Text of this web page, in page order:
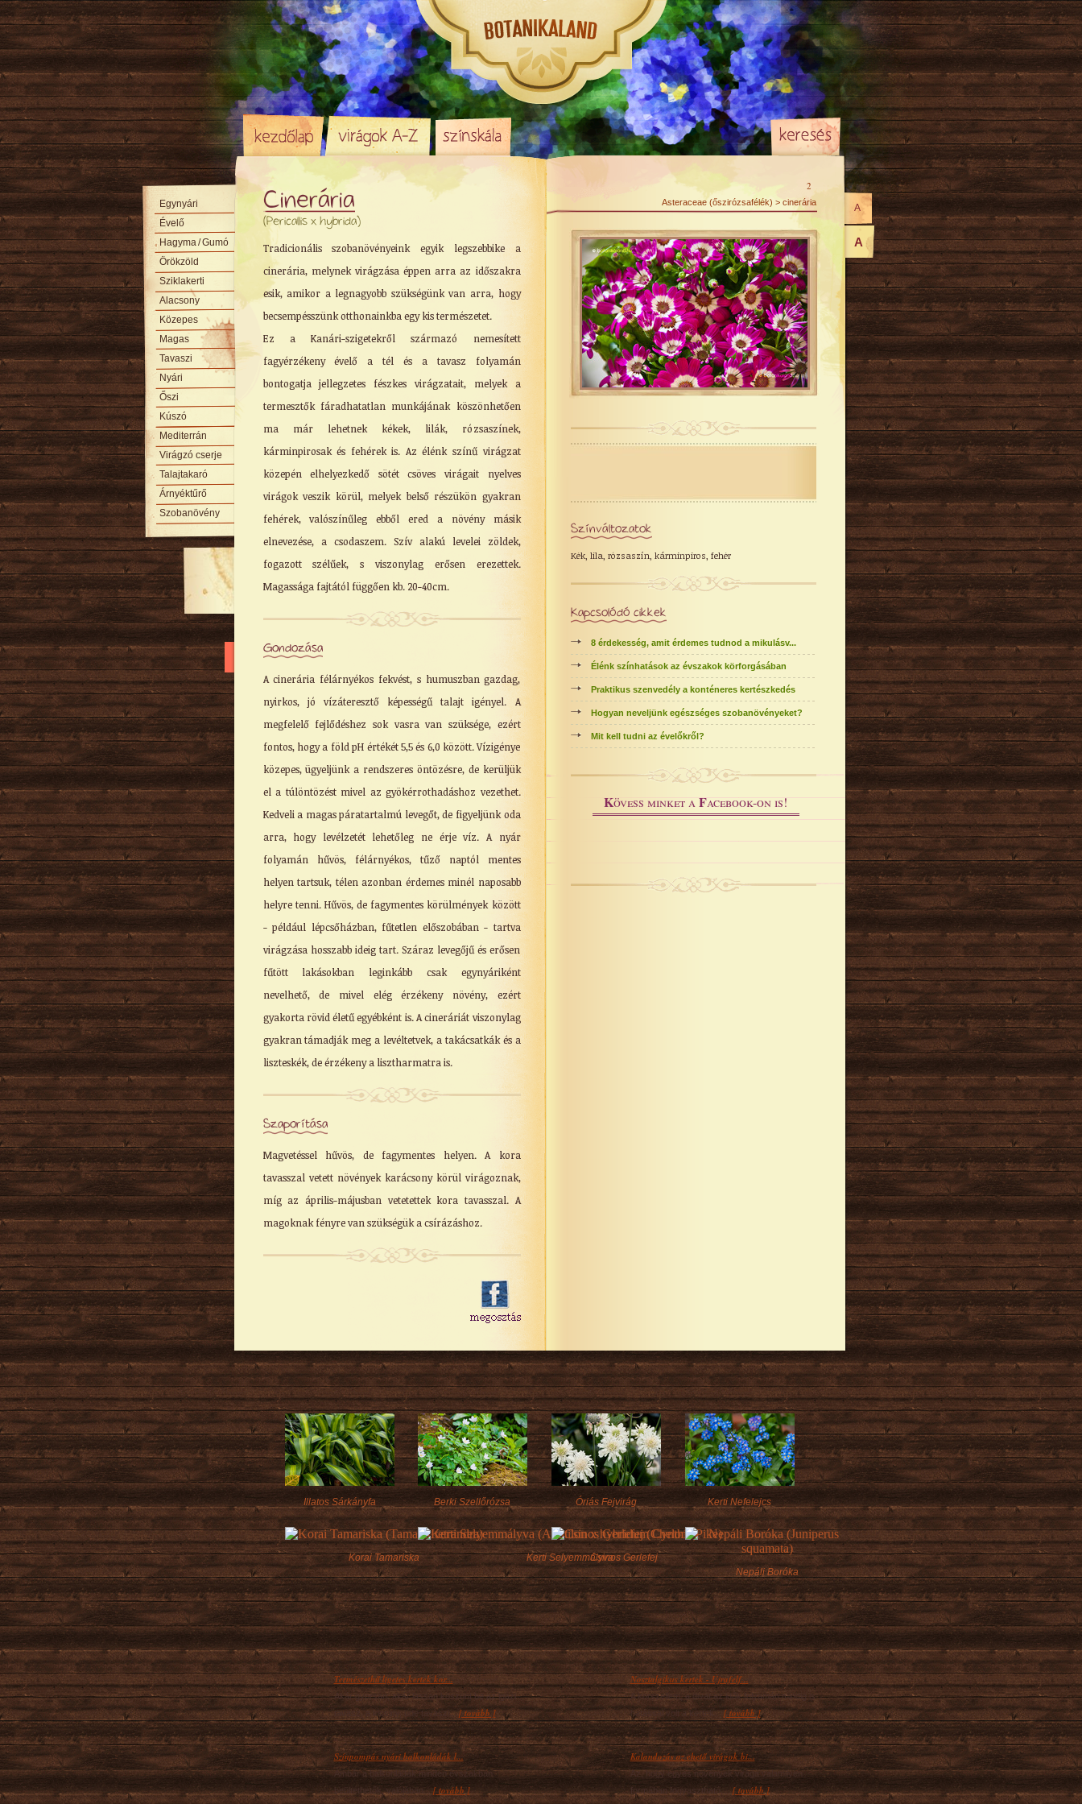
Cinerária
(Pericallis x hybrida)
Tradicionális szobanövényeink egyik legszebbike a
cinerária, melynek virágzása éppen arra az időszakra
esik, amikor a legnagyobb szükségünk van arra, hogy
becsempésszünk otthonainkba egy kis természetet.
Ez a Kanári-szigetekről származó nemesített
fagyérzékeny évelő a tél és a tavasz folyamán
bontogatja jellegzetes fészkes virágzatait, melyek a
termesztők fáradhatatlan munkájának köszönhetően
ma már lehetnek kékek, lilák, rózsaszínek,
kárminpirosak és fehérek is. Az élénk színű virágzat
közepén elhelyezkedő sötét csöves virágait nyelves
virágok veszik körül, melyek belső részükön gyakran
fehérek, valószínűleg ebből ered a növény másik
elnevezése, a csodaszem. Szív alakú levelei zöldek,
fogazott szélűek, s viszonylag erősen erezettek.
Magassága fajtától függően kb. 20-40cm.
Gondozása
A cinerária félárnyékos fekvést, s humuszban gazdag,
nyirkos, jó vízáteresztő képességű talajt igényel. A
megfelelő fejlődéshez sok vasra van szüksége, ezért
fontos, hogy a föld pH értékét 5,5 és 6,0 között. Vízigénye
közepes, ügyeljünk a rendszeres öntözésre, de kerüljük
el a túlöntözést mivel az gyökérrothadáshoz vezethet.
Kedveli a magas páratartalmú levegőt, de figyeljünk oda
arra, hogy levélzetét lehetőleg ne érje víz. A nyár
folyamán hűvös, félárnyékos, tűző naptól mentes
helyen tartsuk, télen azonban érdemes minél naposabb
helyre tenni. Hűvös, de fagymentes körülmények között
- például lépcsőházban, fűtetlen előszobában - tartva
virágzása hosszabb ideig tart. Száraz levegőjű és erősen
fűtött lakásokban leginkább csak egynyáriként
nevelhető, de mivel elég érzékeny növény, ezért
gyakorta rövid életű egyébként is. A cineráriát viszonylag
gyakran támadják meg a levéltetvek, a takácsatkák és a
liszteskék, de érzékeny a lisztharmatra is.
Szaporítása
Magvetéssel hűvös, de fagymentes helyen. A kora
tavasszal vetett növények karácsony körül virágoznak,
míg az április-májusban vetetettek kora tavasszal. A
magoknak fényre van szükségük a csírázáshoz.
Asteraceae (őszirózsafélék) > cinerária
2
Színváltozatok
Kék, lila, rózsaszín, kárminpiros, fehér
Kapcsolódó cikkek
8 érdekesség, amit érdemes tudnod a mikulásv...
Élénk színhatások az évszakok körforgásában
Praktikus szenvedély a konténeres kertészkedés
Hogyan neveljünk egészséges szobanövényeket?
Mit kell tudni az évelőkről?
Kövess minket aFacebook-on is!
A
A
Egynyári
Évelő
Hagyma/ Gumó
Örökzöld
Sziklakerti
Alacsony
Közepes
Magas
Tavaszi
Nyári
Őszi
Kúszó
Mediterrán
Virágzó cserje
Talajtakaró
Árnyéktűrő
Szobanövény
Illatos Sárkányfa Berki Szellőrózsa Óriás Fejvirág Kerti Nefelejcs
Korai Tamariska Kerti SelyemmályvaCsinos Gerlefej
Nepáli Boróka
Természethű ligetes kertek kor...
Akár gyorsan, akár lassan köszönt be az igazi
tavasz, a kicsiny, üde tavaszi...[ tovább ]
Nosztalgikus kertek - Újrafelf...
A korszellem, a divat az idők folyamán mindig is
hatással volt a kertek...[ tovább ]
Színpompás nyári balkonládák l...
Ámbár a balkonládák minden évszakban
beültethetők, valójában...[ tovább ]
Kalandozás az ehető virágok bi...
Az, hogy egyes növények virága valamilyen
formában fogyasztható,...[ tovább ]